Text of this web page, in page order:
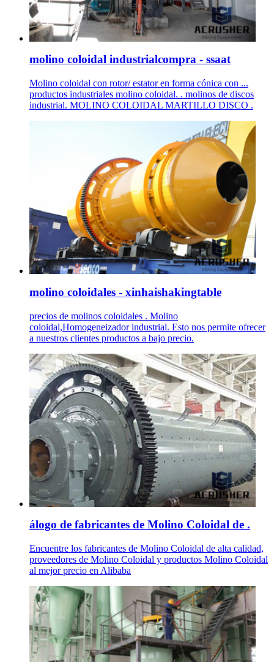
molino coloidal industrialcompra - ssaat
Molino coloidal con rotor/ estator en forma cónica con ...
productos industriales molino coloidal. . molinos de discos
industrial. MOLINO COLOIDAL MARTILLO DISCO .
molino coloidales - xinhaishakingtable
precios de molinos coloidales . Molino
coloidal,Homogeneizador industrial. Esto nos permite ofrecer
a nuestros clientes productos a bajo precio.
álogo de fabricantes de Molino Coloidal de .
Encuentre los fabricantes de Molino Coloidal de alta calidad,
proveedores de Molino Coloidal y productos Molino Coloidal
al mejor precio en Alibaba